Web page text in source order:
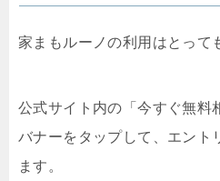
家まもルーノの利用はとって
公式サイト内の「今すぐ無料
バナーをタップして、エント
ます。